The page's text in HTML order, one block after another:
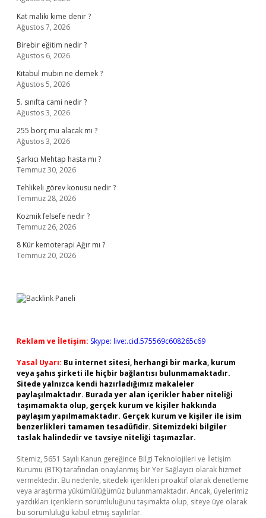
Kat maliki kime denir ?
Ağustos 7, 2026
Birebir eğitim nedir ?
Ağustos 6, 2026
Kitabul mubin ne demek ?
Ağustos 5, 2026
5. sınıfta cami nedir ?
Ağustos 3, 2026
255 borç mu alacak mı ?
Ağustos 3, 2026
Şarkıcı Mehtap hasta mı ?
Temmuz 30, 2026
Tehlikeli görev konusu nedir ?
Temmuz 28, 2026
Kozmik felsefe nedir ?
Temmuz 26, 2026
8 Kür kemoterapi Ağır mı ?
Temmuz 20, 2026
Reklam ve İletişim: Skype: live:.cid.575569c608265c69
Yasal Uyarı: Bu internet sitesi, herhangi bir marka, kurum
veya şahıs şirketi ile hiçbir bağlantısı bulunmamaktadır.
Sitede yalnızca kendi hazırladığımız makaleler
paylaşılmaktadır. Burada yer alan içerikler haber niteliği
taşımamakta olup, gerçek kurum ve kişiler hakkında
paylaşım yapılmamaktadır. Gerçek kurum ve kişiler ile isim
benzerlikleri tamamen tesadüfidir. Sitemizdeki bilgiler
taslak halindedir ve tavsiye niteliği taşımazlar.
Sitemiz, 5651 Sayılı Kanun gereğince Bilgi Teknolojileri ve İletişim
Kurumu (BTK) tarafından onaylanmış bir Yer Sağlayıcı olarak hizmet
vermektedir. Bu nedenle, sitedeki içerikleri proaktif olarak denetleme
veya araştırma yükümlülüğümüz bulunmamaktadır. Ancak, üyelerimiz
yazdıkları içeriklerin sorumluluğunu taşımakta olup, siteye üye olarak
bu sorumluluğu kabul etmiş sayılırlar.